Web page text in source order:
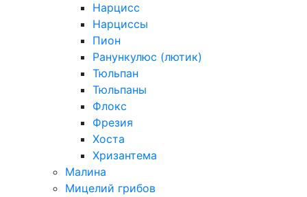
Нарцисс
Нарциссы
Пион
Ранункулюс (лютик)
Тюльпан
Тюльпаны
Флокс
Фрезия
Хоста
Хризантема
Малина
Мицелий грибов